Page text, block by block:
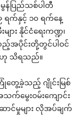
န်ပြည်သစ်ပါတီ
ရက်နှင့် ၁၀ ရက်နေ့
ား နိုင်ငံရေးကဏ္ဍ၊
ည့်အပိုင်းတို့တွင်ပါဝင်
ဟု သိရသည်။
ြုံတွေ့ခဲ့သည့် ဂျိုင်းမြစ်
မွေးဝမ်းကျောင်း
ောင်မှုများ လိုအပ်ချက်